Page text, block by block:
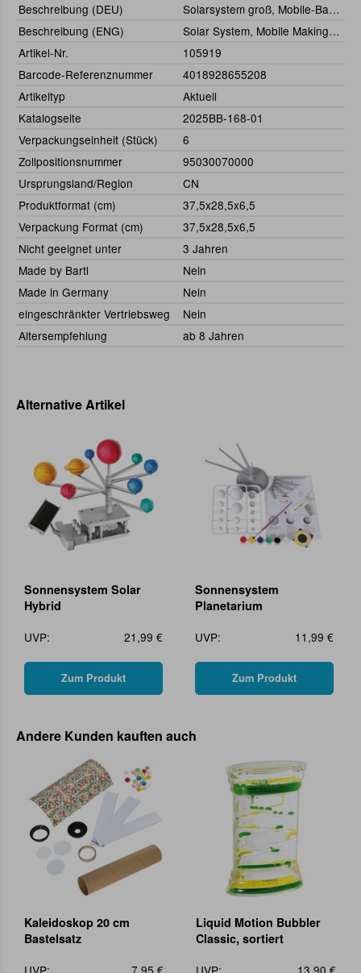
Beschreibung (DEU)
Solarsystem groß, Mobile-Baukasten
Beschreibung (ENG)
Solar System, Mobile Making Kit
Artikel-Nr.
105919
Barcode-Referenznummer
4018928655208
Artikeltyp
Aktuell
Katalogseite
2025BB-168-01
Verpackungseinheit (Stück)
6
Zollpositionsnummer
95030070000
Ursprungsland/Region
CN
Produktformat (cm)
37,5x28,5x6,5
Verpackung Format (cm)
37,5x28,5x6,5
Nicht geeignet unter
3 Jahren
Made by Bartl
Nein
Made in Germany
Nein
eingeschränkter Vertriebsweg
Nein
Altersempfehlung
ab 8 Jahren
Alternative Artikel
Sonnensystem Solar
Hybrid
UVP:
21,99 €
Zum Produkt
Sonnensystem
Planetarium
UVP:
11,99 €
Zum Produkt
Andere Kunden kauften auch
Kaleidoskop 20 cm
Bastelsatz
UVP:
7,95 €
Liquid Motion Bubbler
Classic, sortiert
UVP:
13,90 €